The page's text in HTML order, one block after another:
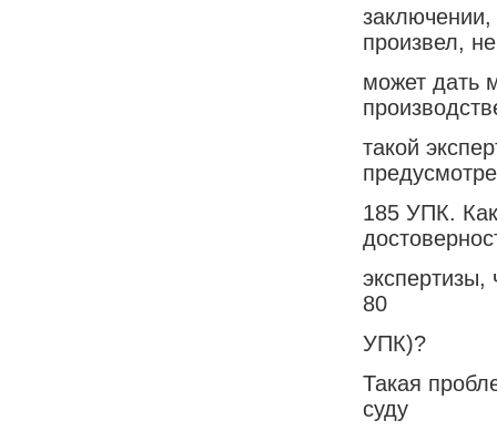
заключении,
произвел, не
может дать
такой
185 УПК.
экспертизы,
80
УПК)?
Такая
суду